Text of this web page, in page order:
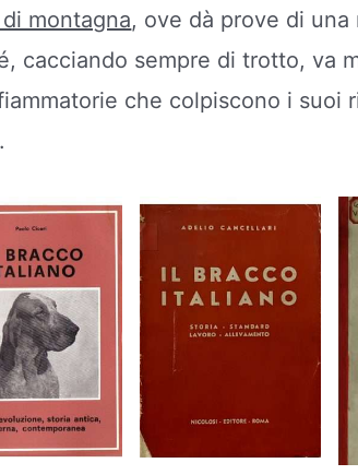
montagna, ove dà prove di una
cacciando sempre di trotto, va
che colpiscono i suoi